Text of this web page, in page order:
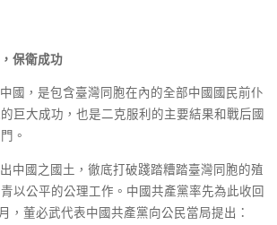
保衛成功
國，是包含臺灣同胞在內的全部中國國民前仆
巨大成功，也是二克服利的主要結果和戰后國
。
中國之國土，徹底打破踐踏糟踏臺灣同胞的殖
以公平的公理工作。中國共產黨率先為此收回
，董必武代表中國共產黨向公民當局提出：